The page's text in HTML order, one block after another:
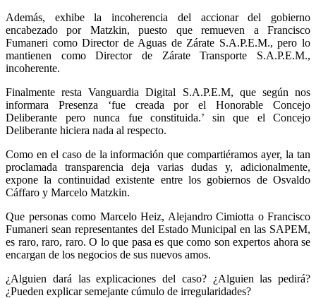
Además, exhibe la incoherencia del accionar del gobierno
encabezado por Matzkin, puesto que remueven a Francisco
Fumaneri como Director de Aguas de Zárate S.A.P.E.M., pero lo
mantienen como Director de Zárate Transporte S.A.P.E.M.,
incoherente.
Finalmente resta Vanguardia Digital S.A.P.E.M, que según nos
informara Presenza ‘fue creada por el Honorable Concejo
Deliberante pero nunca fue constituida.’ sin que el Concejo
Deliberante hiciera nada al respecto.
Como en el caso de la información que compartiéramos ayer, la tan
proclamada transparencia deja varias dudas y, adicionalmente,
expone la continuidad existente entre los gobiernos de Osvaldo
Cáffaro y Marcelo Matzkin.
Que personas como Marcelo Heiz, Alejandro Cimiotta o Francisco
Fumaneri sean representantes del Estado Municipal en las SAPEM,
es raro, raro, raro. O lo que pasa es que como son expertos ahora se
encargan de los negocios de sus nuevos amos.
¿Alguien dará las explicaciones del caso? ¿Alguien las pedirá?
¿Pueden explicar semejante cúmulo de irregularidades?